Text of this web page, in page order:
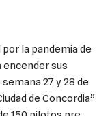
la pandemia de
encender sus
27 y 28 de
de Concordia”